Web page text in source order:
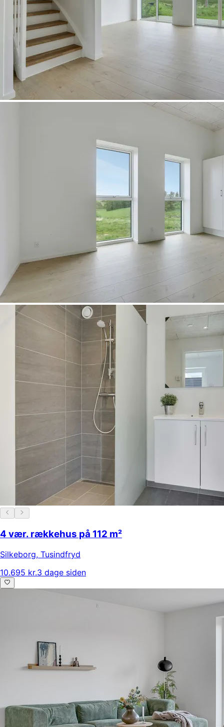
4 vær. rækkehus på 112 m²
Silkeborg, Tusindfryd
10.695 kr.3 dage siden